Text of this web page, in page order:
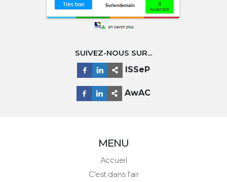
SUIVEZ-NOUS SUR...
ISSeP
AwAC
MENU
Accueil
C'est dans l'air